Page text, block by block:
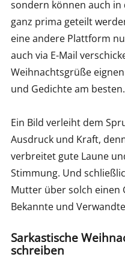
sondern können auch in
ganz prima geteilt
eine andere Plattform
auch via E-Mail
Weihnachtsgrüße
und Gedichte am besten.
Ein Bild verleiht dem
Ausdruck und Kraft,
verbreitet gute Laune
Stimmung. Und
Mutter über solch einen
Bekannte und
Sarkastische
schreiben